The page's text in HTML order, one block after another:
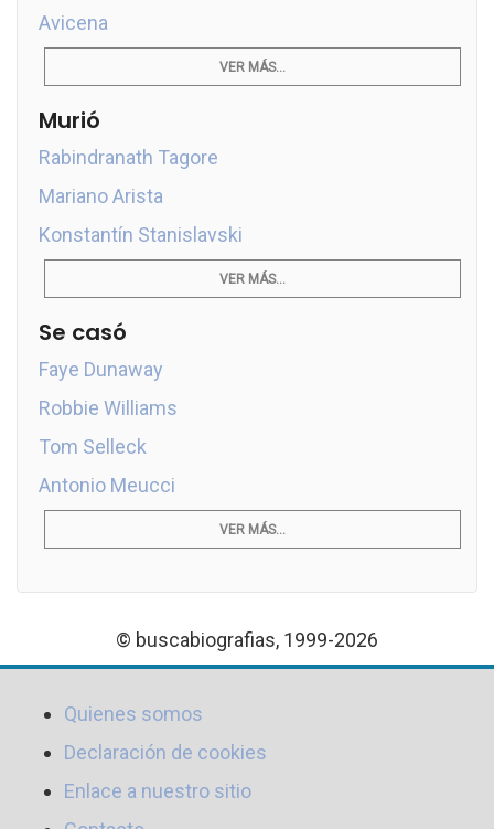
Avicena
VER MÁS...
Murió
Rabindranath Tagore
Mariano Arista
Konstantín Stanislavski
VER MÁS...
Se casó
Faye Dunaway
Robbie Williams
Tom Selleck
Antonio Meucci
VER MÁS...
© buscabiografias, 1999-2026
Quienes somos
Declaración de cookies
Enlace a nuestro sitio